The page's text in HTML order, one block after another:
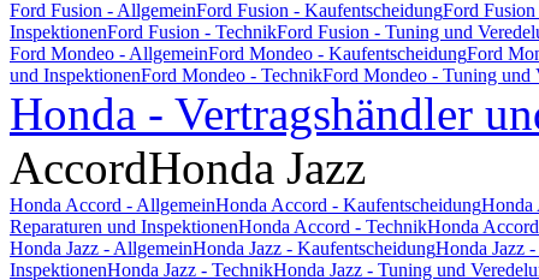
Ford Fusion - AllgemeinFord Fusion - KaufentscheidungFord
InspektionenFord Fusion - TechnikFord Fusion - Tuning und
Ford Mondeo - AllgemeinFord Mondeo - KaufentscheidungFord
und InspektionenFord Mondeo - TechnikFord Mondeo - Tuning und
Honda - Vertragshändler
AccordHonda Jazz
Honda Accord - AllgemeinHonda Accord - KaufentscheidungHonda
Reparaturen und InspektionenHonda Accord - TechnikHonda
Honda Jazz - AllgemeinHonda Jazz - KaufentscheidungHonda Jazz
InspektionenHonda Jazz - TechnikHonda Jazz - Tuning und